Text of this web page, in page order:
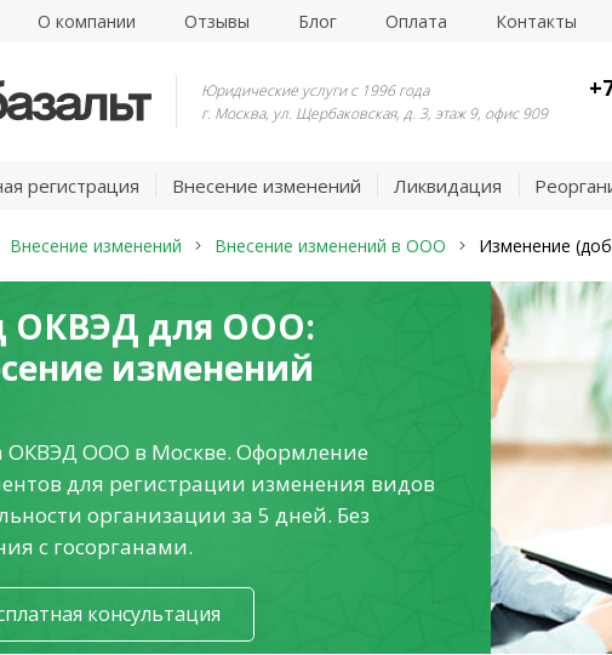
О компании Отзывы Блог Оплата Контакты
Юридические услуги с 1996 года
г. Москва, ул. Щербаковская, д. 3, этаж 9, офис 909
регистрация Внесение изменений Ликвидация
Внесение изменений Внесение изменений в ООО Изменение
ОКВЭД для ООО:
изменений
ОКВЭД ООО в Москве. Оформление
для регистрации изменения видов
организации за 5 дней. Без
с госорганами.
консультация